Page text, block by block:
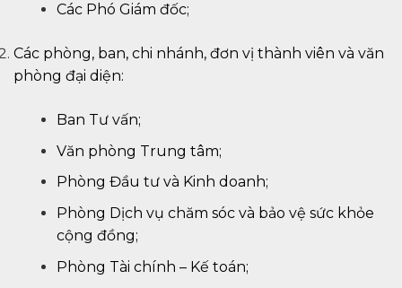
Các Phó Giám đốc;
Các phòng, ban, chi nhánh, đơn vị thành viên và văn
phòng đại diện:
Ban Tư vấn;
Văn phòng Trung tâm;
Phòng Đầu tư và Kinh doanh;
Phòng Dịch vụ chăm sóc và bảo vệ sức khỏe
cộng đồng;
Phòng Tài chính – Kế toán;